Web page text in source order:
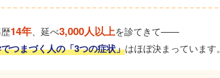
14年、延べ3,000人以上を診てきて——
つまづく人の「3つの症状」はほぼ決まっています。